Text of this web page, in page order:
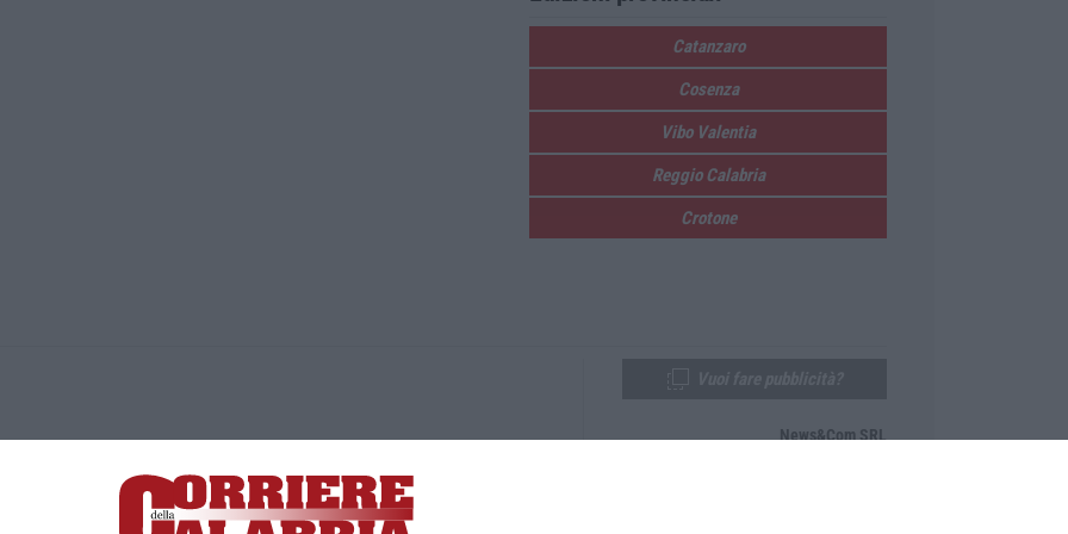
Catanzaro
Cosenza
Vibo Valentia
Reggio Calabria
Crotone
Lamezia Terme (CZ)
responsabile Paola Militano |Privacy
News&Com SRL